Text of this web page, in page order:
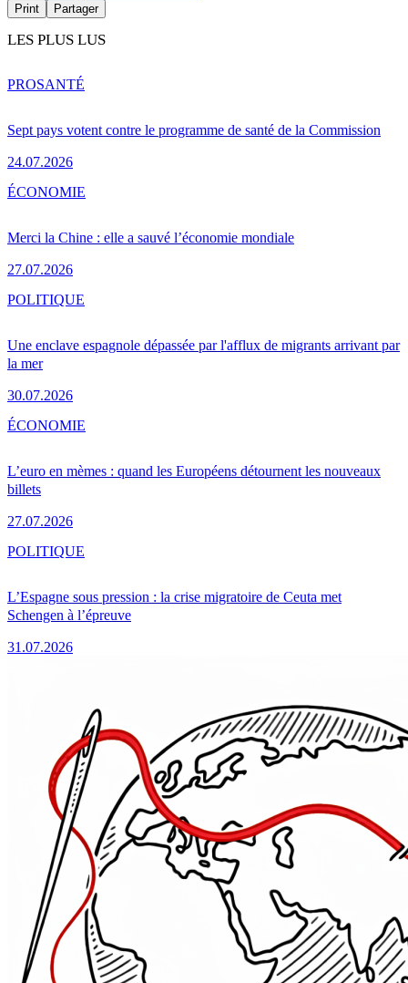
Print Partager
LES PLUS LUS
Sept pays votent contre le programme de santé de la Commission
24.07.2026
PROSANTÉ
Merci la Chine : elle a sauvé l’économie mondiale
27.07.2026
ÉCONOMIE
Une enclave espagnole dépassée par l'afflux de migrants arrivant par
la mer
30.07.2026
POLITIQUE
L’euro en mèmes : quand les Européens détournent les nouveaux
billets
27.07.2026
ÉCONOMIE
L’Espagne sous pression : la crise migratoire de Ceuta met
Schengen à l’épreuve
31.07.2026
POLITIQUE